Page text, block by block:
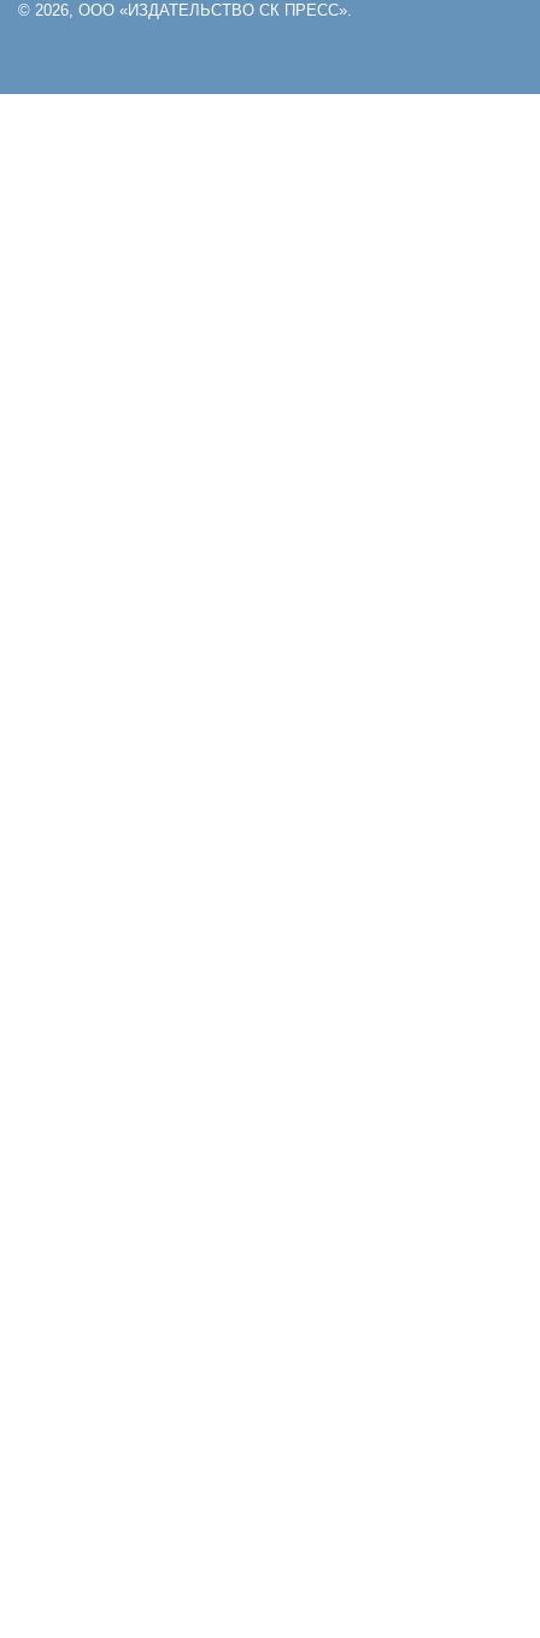
© 2026, ООО «ИЗДАТЕЛЬСТВО СК ПРЕСС».